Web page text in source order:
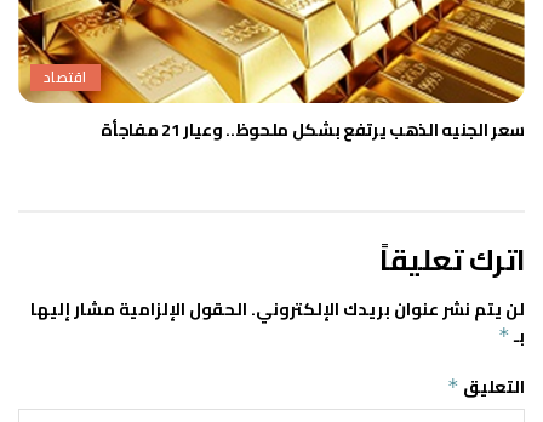
اقتصاد
سعر الجنيه الذهب يرتفع بشكل ملحوظ.. وعيار 21 مفاجأة
اترك تعليقاً
لن يتم نشر عنوان بريدك الإلكتروني.الحقول الإلزامية مشار إليها
بـ *
التعليق *